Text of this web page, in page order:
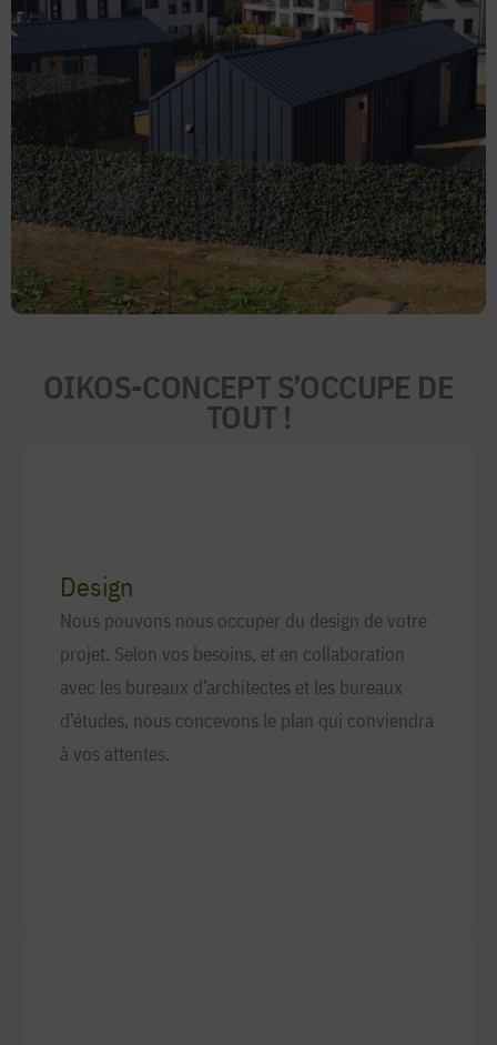
OIKOS-CONCEPT S’OCCUPE DE
TOUT !
Design
Nous pouvons nous occuper du design de votre
projet. Selon vos besoins, et en collaboration
avec les bureaux d’architectes et les bureaux
d’études, nous concevons le plan qui conviendra
à vos attentes.